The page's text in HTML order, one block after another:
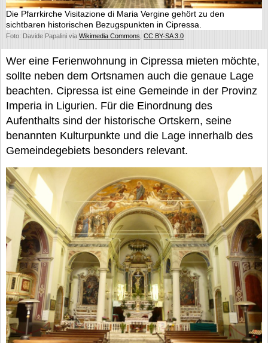
Die Pfarrkirche Visitazione di Maria Vergine gehört zu den
sichtbaren historischen Bezugspunkten in Cipressa.
Foto: Davide Papalini via Wikimedia Commons CC BY-SA 3.0
Wer eine Ferienwohnung in Cipressa mieten möchte,
sollte neben dem Ortsnamen auch die genaue Lage
beachten. Cipressa ist eine Gemeinde in der Provinz
Imperia in Ligurien. Für die Einordnung des
Aufenthalts sind der historische Ortskern, seine
benannten Kulturpunkte und die Lage innerhalb des
Gemeindegebiets besonders relevant.